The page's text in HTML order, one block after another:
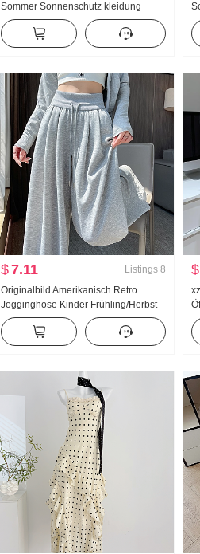
Sommer Sonnenschutz kleidung
Nylon dünne Ausführung Eis Seide
Atmungsaktiv Jacke Locker Große
Größe Hoodie
$7.11 Listings 8
Originalbild Amerikanisch Retro
Jogginghose Kinder Frühling/Herbst
Bauchkontrolle Hohe Taille Abseilen
Gefühl Gerade geschnitten Weite
Hose Student Baumwollgewebe Wei
$